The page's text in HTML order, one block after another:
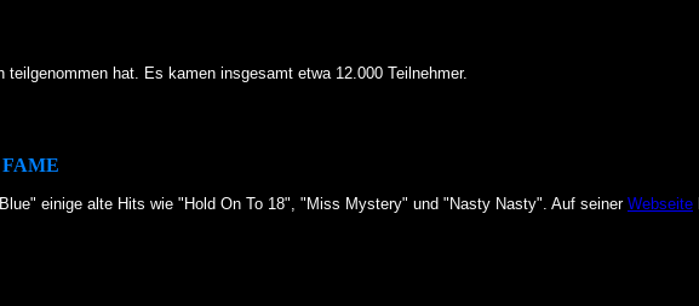
hat. Es kamen insgesamt etwa 12.000 Teilnehmer.
einige alte Hits wie "Hold On To 18", "Miss Mystery" und "Nasty Nasty". Auf seiner Webseite